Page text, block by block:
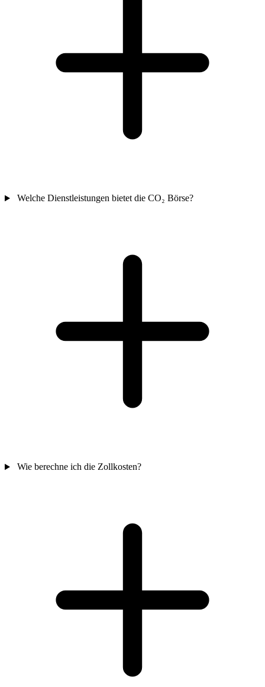
Welche Dienstleistungen bietet die CO₂ Börse?
Wie berechne ich die Zollkosten?